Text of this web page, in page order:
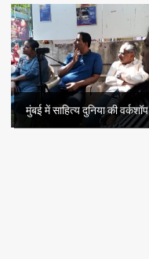
मुंबई में साहित्य दुनिया की वर्कशॉप